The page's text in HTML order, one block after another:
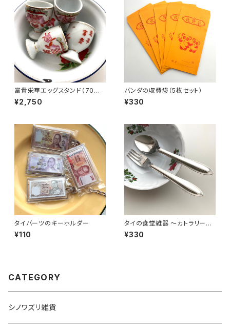
富貴栄華エッグスタンド（70年
代景徳鎮デッドストック）
¥2,750
パンダの収費袋（5枚セット）
¥330
タイバーツのキーホルダー
¥110
タイの食堂雑器 〜カトラリーセ
ット〜
¥330
CATEGORY
シノワズリ雑貨